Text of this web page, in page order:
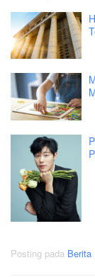
Posting pada Berita